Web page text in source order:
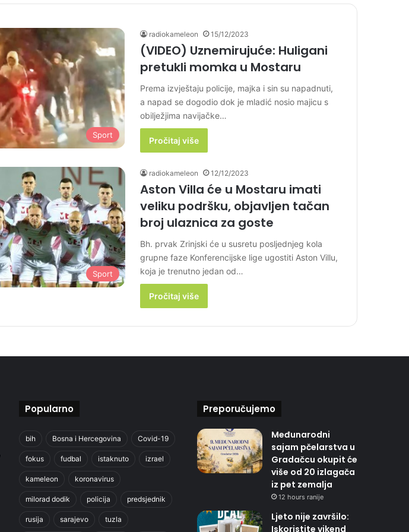
Sport
radiokameleon 15/12/2023
(VIDEO) Uznemirujuće: Huligani
pretukli momka u Mostaru
Prema izvještaju policije, majka i sin su napadnuti,
a napad se dogodio dok je mladić nosio majicu s
obilježjima navijačke…
Pročitaj više
Sport
radiokameleon 12/12/2023
Aston Villa će u Mostaru imati
veliku podršku, objavljen tačan
broj ulaznica za goste
Bh. prvak Zrinjski će u susretu posljednjeg kola
grupne faze Konferencijske lige ugostiti Aston Villu,
koja je trenutno jedan od…
Pročitaj više
Popularno
bih Bosna i Hercegovina Covid-19
fokus fudbal istaknuto izrael
kameleon koronavirus
milorad dodik policija predsjednik
rusija sarajevo tuzla
Preporučujemo
Međunarodni
sajam pčelarstva u
Gradačcu okupit će
više od 20 izlagača
iz pet zemalja
12 hours ranije
Ljeto nije završilo:
Iskoristite vikend